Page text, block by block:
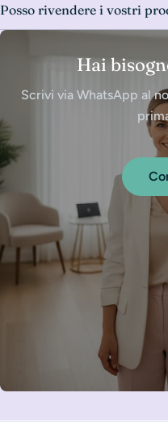
Hai
Scrivi via WhatsApp al
Posso rivendere i vostri